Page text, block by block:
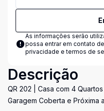
As informações serão
possa entrar em contato
privacidade e termos de
Descrição
QR 202 | Casa com 4
Garagem Coberta e Próxima